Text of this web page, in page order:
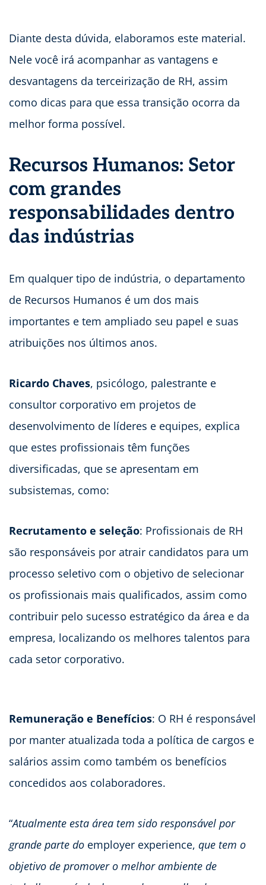
Diante desta dúvida, elaboramos este material.
Nele você irá acompanhar as vantagens e
desvantagens da terceirização de RH, assim
como dicas para que essa transição ocorra da
melhor forma possível.
Recursos Humanos: Setor
com grandes
responsabilidades dentro
das indústrias
Em qualquer tipo de indústria, o departamento
de Recursos Humanos é um dos mais
importantes e tem ampliado seu papel e suas
atribuições nos últimos anos.
Ricardo Chaves, psicólogo, palestrante e
consultor corporativo em projetos de
desenvolvimento de líderes e equipes, explica
que estes profissionais têm funções
diversificadas, que se apresentam em
subsistemas, como:
Recrutamento e seleção: Profissionais de RH
são responsáveis por atrair candidatos para um
processo seletivo com o objetivo de selecionar
os profissionais mais qualificados, assim como
contribuir pelo sucesso estratégico da área e da
empresa, localizando os melhores talentos para
cada setor corporativo.
Remuneração e Benefícios: O RH é responsável
por manter atualizada toda a política de cargos e
salários assim como também os benefícios
concedidos aos colaboradores.
“Atualmente esta área tem sido responsável por
grande parte do employer experience, que tem o
objetivo de promover o melhor ambiente de